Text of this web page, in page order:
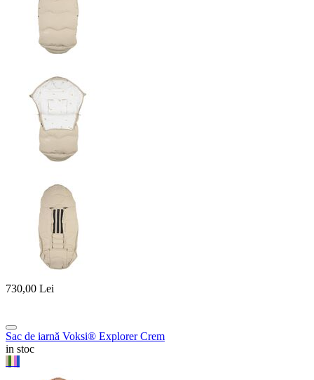
730,00 Lei
Sac de iarnă Voksi® Explorer Crem
in stoc